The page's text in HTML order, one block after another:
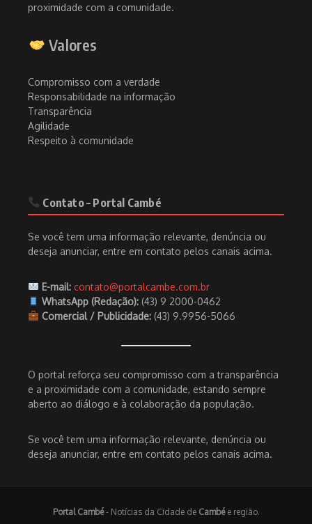
proximidade com a comunidade.
Valores
Compromisso com a verdade
Responsabilidade na informação
Transparência
Agilidade
Respeito à comunidade
Contato – Portal Cambé
Se você tem uma informação relevante, denúncia ou
deseja anunciar, entre em contato pelos canais acima.
E-mail: contato@portalcambe.com.br
WhatsApp (Redação):(43) 9 2000-0462
Comercial / Publicidade:(43) 9.9956-5066
O portal reforça seu compromisso com a transparência
e a proximidade com a comunidade, estando sempre
aberto ao diálogo e à colaboração da população.
Se você tem uma informação relevante, denúncia ou
deseja anunciar, entre em contato pelos canais acima.
Portal Cambé- Notícias da Cidade de Cambée região.